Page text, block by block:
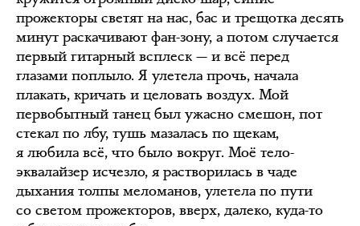
прожекторы светят на нас, бас и трещотка десять
минут раскачивают фан-зону, а потом случается
первый гитарный всплеск — и всё перед
глазами поплыло. Я улетела прочь, начала
плакать, кричать и целовать воздух. Мой
первобытный танец был ужасно смешон, пот
стекал по лбу, тушь мазалась по щекам,
я любила всё, что было вокруг. Моё тело-
эквалайзер исчезло, я растворилась в чаде
дыхания толпы меломанов, улетела по пути
со светом прожекторов, вверх, далеко, куда-то